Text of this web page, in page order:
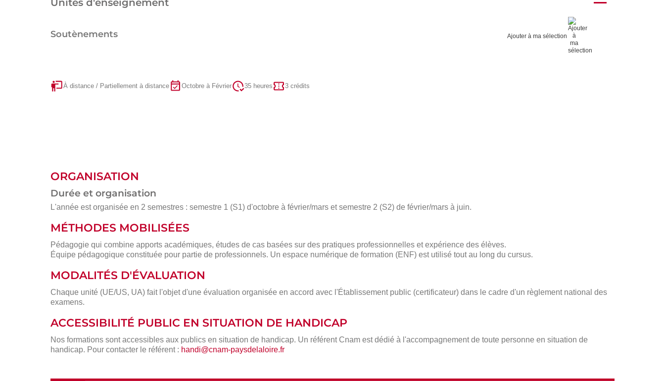
Unités d'enseignement
Soutènements Ajouter à ma sélection
À distance / Partiellement à distance Octobre à Février 35 heures 3 crédits
ORGANISATION
Durée et organisation
L'année est organisée en 2 semestres : semestre 1 (S1) d'octobre à février/mars et semestre 2 (S2) de février/mars à juin.
MÉTHODES MOBILISÉES
Pédagogie qui combine apports académiques, études de cas basées sur des pratiques professionnelles et expérience des élèves.
Équipe pédagogique constituée pour partie de professionnels. Un espace numérique de formation (ENF) est utilisé tout au long du cursus.
MODALITÉS D'ÉVALUATION
Chaque unité (UE/US, UA) fait l'objet d'une évaluation organisée en accord avec l'Établissement public (certificateur) dans le cadre d'un règlement national des
examens.
ACCESSIBILITÉ PUBLIC EN SITUATION DE HANDICAP
Nos formations sont accessibles aux publics en situation de handicap. Un référent Cnam est dédié à l'accompagnement de toute personne en situation de
handicap. Pour contacter le référent : handi@cnam-paysdelaloire.fr